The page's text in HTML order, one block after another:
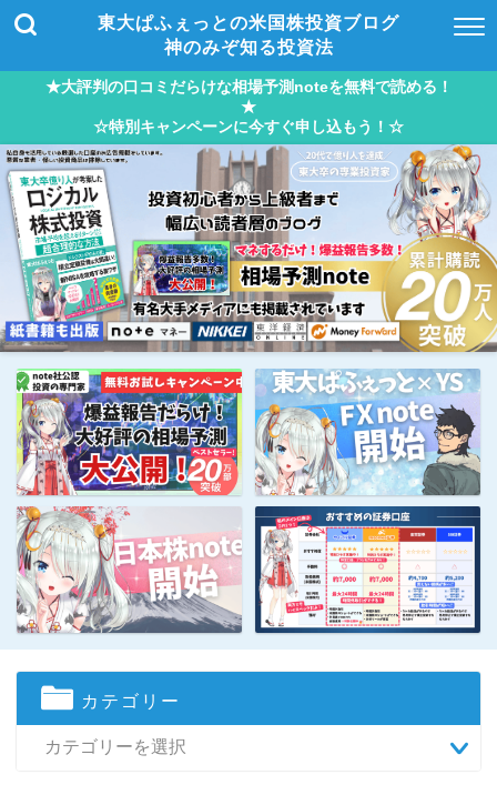
東大ぱふぇっとの米国株投資ブログ
神のみぞ知る投資法
★大評判の口コミだらけな相場予測noteを無料で読める！
★
☆特別キャンペーンに今すぐ申し込もう！☆
カテゴリー